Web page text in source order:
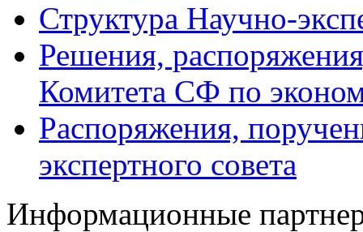
Структура Научно-
Решения,
Комитета СФ по
Распоряжения,
экспертного совета
Информационные